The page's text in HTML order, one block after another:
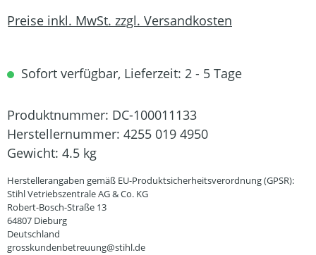
Preise inkl. MwSt. zzgl. Versandkosten
Sofort verfügbar, Lieferzeit: 2 - 5 Tage
Produktnummer: DC-100011133
Herstellernummer: 4255 019 4950
Gewicht: 4.5 kg
Herstellerangaben gemäß EU-Produktsicherheitsverordnung (GPSR):
Stihl Vetriebszentrale AG & Co. KG
Robert-Bosch-Straße 13
64807 Dieburg
Deutschland
grosskundenbetreuung@stihl.de